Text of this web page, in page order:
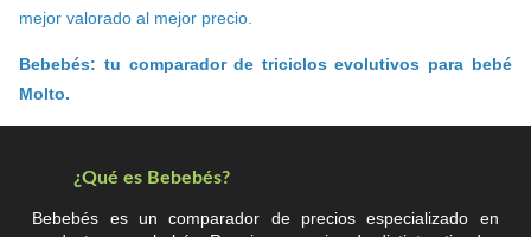
mejor valorado al mejor precio.
Bebebés: tu comparador de triciclos evolutivos para bebé
Molto.
¿Qué es Bebebés?
Bebebés es un comparador de precios especializado en